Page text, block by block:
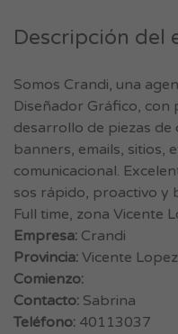
Descripción del
Somos Crandi, una
Diseñador Gráfico,
desarrollo de piezas de
banners, emails, sitios,
comunicacional.
sos rápido, proactivo y
Full time, zona Vicente
Empresa: Crandi
Provincia: Vicente Lopez
Comienzo:
Contacto: Sabrina
Teléfono: 40113037